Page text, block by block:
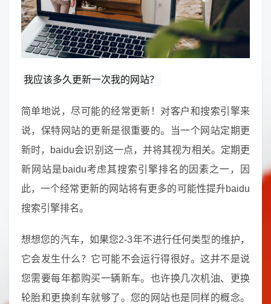
我应该多久更新一次我的网站？
简单地说，尽可能的经常更新！对客户和搜索引擎来
说，保特网站的更新是很重要的。当一个网站定期更
新时，baidu会识别这一点，并将其视为相关。定期更
新网站是baidu考虑其搜索引擎排名的因素之一，因
此，一个经常更新的网站将有更多的可能性提升baidu
搜索引擎排名。
想想您的汽车，如果您2-3年不进行任何类型的维护，
它会发生什么？它可能不会运行得很好。这并不是说
您需要每年都购买一辆新车。也许换几次机油、更换
轮胎和更换刹车就够了。您的网站也是同样的概念。